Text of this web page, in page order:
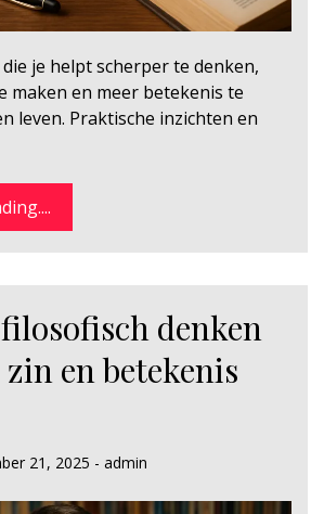
je helpt scherper te denken,
maken en meer betekenis te
leven. Praktische inzichten en
denken
en betekenis
21, 2025 - admin